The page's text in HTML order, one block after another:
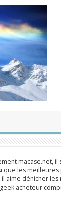
macase.net, il
que les
aime dénicher
acheteur